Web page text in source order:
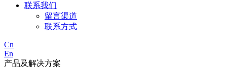
联系我们
留言渠道
联系方式
Cn
En
产品及解决方案